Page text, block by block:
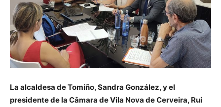
La alcaldesa de Tomiño, Sandra González, y el
presidente de la Câmara de Vila Nova de Cerveira, Rui